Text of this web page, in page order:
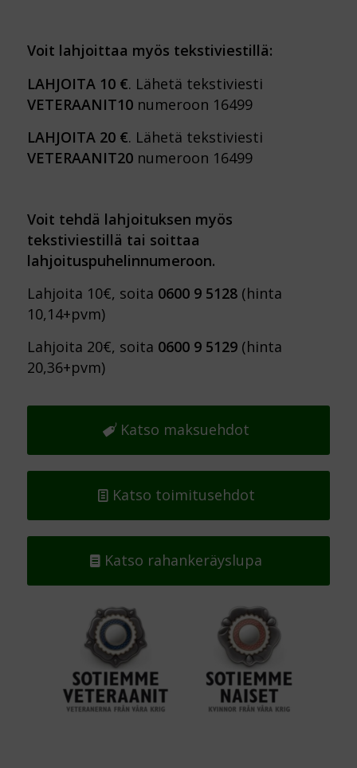
Voit lahjoittaa myös tekstiviestillä:
LAHJOITA 10 €. Lähetä tekstiviesti
VETERAANIT10numeroon 16499
LAHJOITA 20 €. Lähetä tekstiviesti
VETERAANIT20numeroon 16499
Voit tehdä lahjoituksen myös
tekstiviestillä tai soittaa
lahjoituspuhelinnumeroon.
Lahjoita 10€, soita 0600 9 5128(hinta
10,14+pvm)
Lahjoita 20€, soita 0600 9 5129(hinta
20,36+pvm)
Katso maksuehdot
Katso toimitusehdot
Katso rahankeräyslupa